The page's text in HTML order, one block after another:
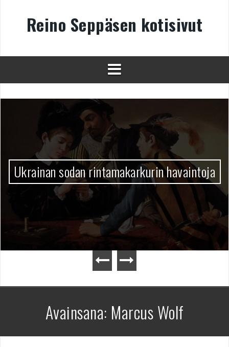
Reino Seppäsen kotisivut
Ukrainan sodan rintamakarkurin havaintoja
Avainsana: Marcus Wolf